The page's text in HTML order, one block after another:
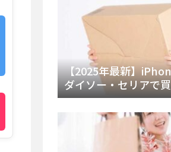
【2025年最新】
ダイソー・セリアで
在庫状況と失敗しな